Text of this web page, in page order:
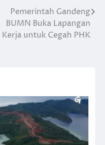
Pemerintah Gandeng
BUMN Buka Lapangan
Kerja untuk Cegah PHK